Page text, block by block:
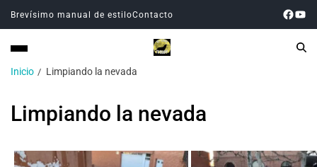
Brevísimo manual de estiloContacto
Inicio Limpiando la nevada
Limpiando la nevada